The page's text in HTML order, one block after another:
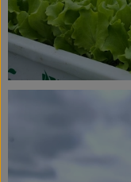
Blog & Aktuelles
Service